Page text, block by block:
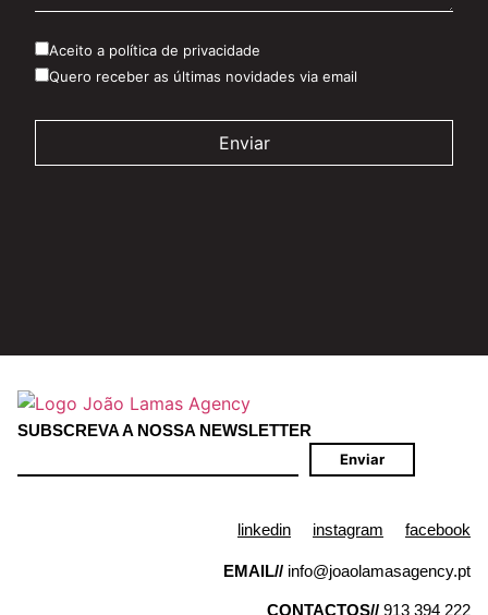
Aceito a política de privacidade
Quero receber as últimas novidades via email
SUBSCREVA A NOSSA NEWSLETTER
Enviar
linkedin instagram facebook
EMAIL// info@joaolamasagency.pt
CONTACTOS// 913 394 222